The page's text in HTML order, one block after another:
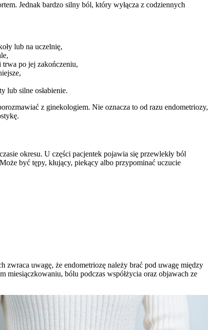
Jednak bardzo silny ból, który wyłącza z codziennych
lub na uczelnię,
po jej zakończeniu,
lub silne osłabienie.
z ginekologiem. Nie oznacza to od razu endometriozy,
okresu. U części pacjentek pojawia się przewlekły ból
być tępy, kłujący, piekący albo przypominać uczucie
zwraca uwagę, że endometriozę należy brać pod uwagę między
miesiączkowaniu, bólu podczas współżycia oraz objawach ze